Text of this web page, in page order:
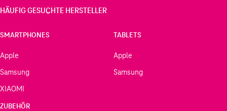
HÄUFIG GESUCHTE HERSTELLER
SMARTPHONES
Apple
Samsung
XIAOMI
TABLETS
Apple
Samsung
ZUBEHÖR